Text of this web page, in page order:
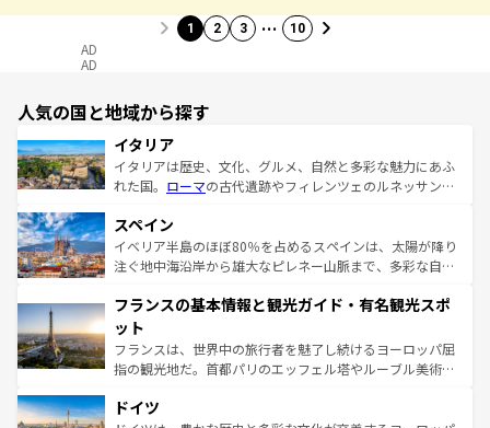
1 2 3 … 10
AD
AD
人気の国と地域から探す
イタリア
イタリアは歴史、文化、グルメ、自然と多彩な魅力にあふ
れた国。 ローマの古代遺跡やフィレンツェのルネッサンス
ろん、トスカーナの美しい田園風景やアマルフィ海岸の絶
景など、自然景観も見逃せない。観光の合間には、本場の
ピザやパスタなど、絶品のイタリア料理を堪能することも
ませてくれるイタリアで、忘れられない旅をしてみよう！
なお、新着のイタリア情報は
しい。
スペイン
イベリア半島のほぼ80％を占めるスペインは、太陽が降り
注ぐ地中海沿岸から雄大なピレネー山脈まで、多彩な自然
文化が根付くこの国では、情熱的なフラメンコ、熱気あふ
れる闘牛、そして美味しいタパスが生活の一部となってい
る。首都マドリードの洗練された雰囲気や、バルセロナの
アートに溢れた街角から、地方では古代ローマ遺跡や中世
せる。地方によって風土や気候が異なるスペインはその個
性で訪れる人を魅了する。 なお、新着のスペイン情報は コ
フランスの基本情報と観光ガイド・有名観光スポ
ット
フランスは、世界中の旅行者を魅了し続けるヨーロッパ屈
指の観光地だ。首都パリのエッフェル塔やルーブル美術館
で、幅広い魅力が詰まっている。華麗な宮殿、歴史的な大
ドイツ